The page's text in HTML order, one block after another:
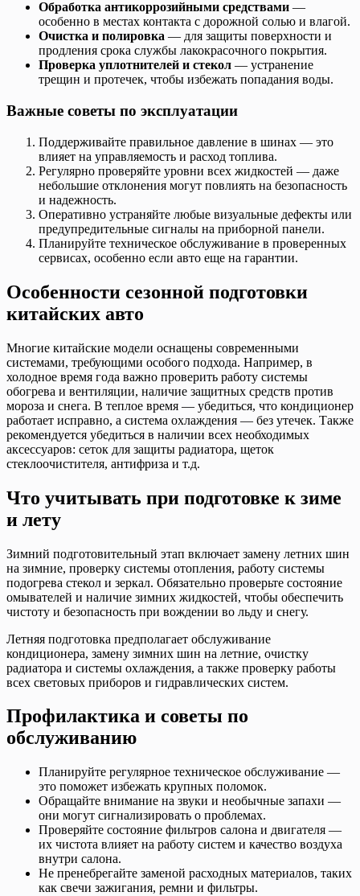
Обработка антикоррозийными средствами —
особенно в местах контакта с дорожной солью и влагой.
Очистка и полировка — для защиты поверхности и
продления срока службы лакокрасочного покрытия.
Проверка уплотнителей и стекол — устранение
трещин и протечек, чтобы избежать попадания воды.
Важные советы по эксплуатации
Поддерживайте правильное давление в шинах — это
влияет на управляемость и расход топлива.
Регулярно проверяйте уровни всех жидкостей — даже
небольшие отклонения могут повлиять на безопасность
и надежность.
Оперативно устраняйте любые визуальные дефекты или
предупредительные сигналы на приборной панели.
Планируйте техническое обслуживание в проверенных
сервисах, особенно если авто еще на гарантии.
Особенности сезонной подготовки
китайских авто
Многие китайские модели оснащены современными
системами, требующими особого подхода. Например, в
холодное время года важно проверить работу системы
обогрева и вентиляции, наличие защитных средств против
мороза и снега. В теплое время — убедиться, что кондиционер
работает исправно, а система охлаждения — без утечек. Также
рекомендуется убедиться в наличии всех необходимых
аксессуаров: сеток для защиты радиатора, щеток
стеклоочистителя, антифриза и т.д.
Что учитывать при подготовке к зиме
и лету
Зимний подготовительный этап включает замену летних шин
на зимние, проверку системы отопления, работу системы
подогрева стекол и зеркал. Обязательно проверьте состояние
омывателей и наличие зимних жидкостей, чтобы обеспечить
чистоту и безопасность при вождении во льду и снегу.
Летняя подготовка предполагает обслуживание
кондиционера, замену зимних шин на летние, очистку
радиатора и системы охлаждения, а также проверку работы
всех световых приборов и гидравлических систем.
Профилактика и советы по
обслуживанию
Планируйте регулярное техническое обслуживание —
это поможет избежать крупных поломок.
Обращайте внимание на звуки и необычные запахи —
они могут сигнализировать о проблемах.
Проверяйте состояние фильтров салона и двигателя —
их чистота влияет на работу систем и качество воздуха
внутри салона.
Не пренебрегайте заменой расходных материалов, таких
как свечи зажигания, ремни и фильтры.